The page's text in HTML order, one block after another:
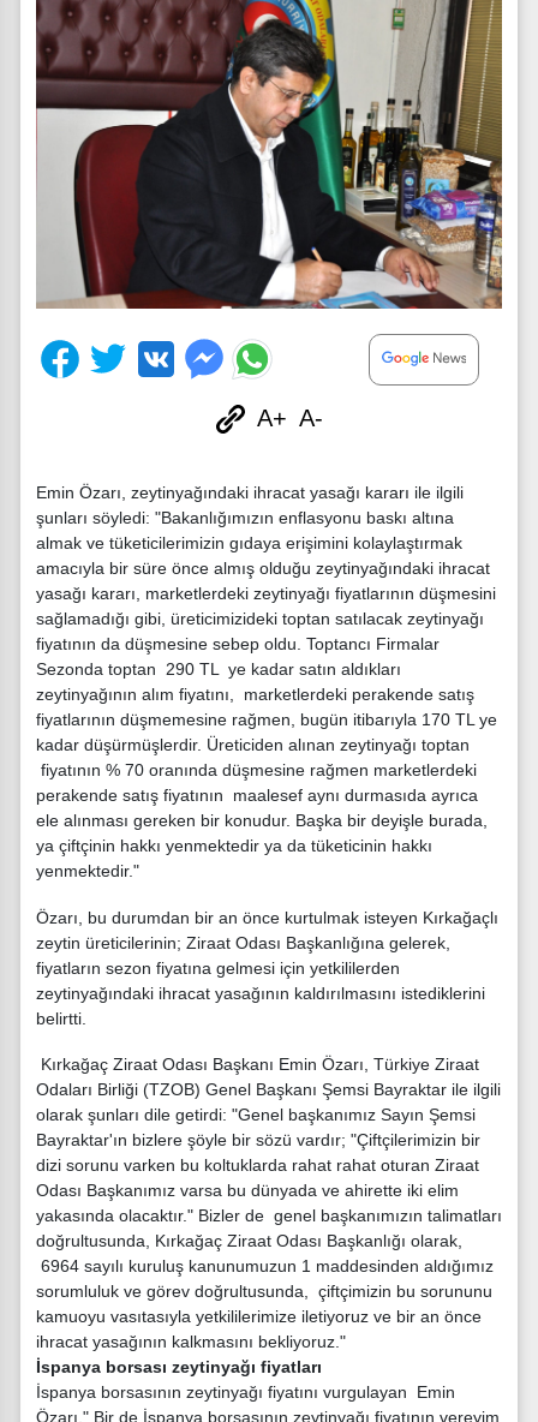
A+ A-
Emin Özarı, zeytinyağındaki ihracat yasağı kararı ile ilgili
şunları söyledi: "Bakanlığımızın enflasyonu baskı altına
almak ve tüketicilerimizin gıdaya erişimini kolaylaştırmak
amacıyla bir süre önce almış olduğu zeytinyağındaki ihracat
yasağı kararı, marketlerdeki zeytinyağı fiyatlarının düşmesini
sağlamadığı gibi, üreticimizideki toptan satılacak zeytinyağı
fiyatının da düşmesine sebep oldu. Toptancı Firmalar
Sezonda toptan 290 TL ye kadar satın aldıkları
zeytinyağının alım fiyatını, marketlerdeki perakende satış
fiyatlarının düşmemesine rağmen, bugün itibarıyla 170 TL ye
kadar düşürmüşlerdir. Üreticiden alınan zeytinyağı toptan
fiyatının % 70 oranında düşmesine rağmen marketlerdeki
perakende satış fiyatının maalesef aynı durmasıda ayrıca
ele alınması gereken bir konudur. Başka bir deyişle burada,
ya çiftçinin hakkı yenmektedir ya da tüketicinin hakkı
yenmektedir."
Özarı, bu durumdan bir an önce kurtulmak isteyen Kırkağaçlı
zeytin üreticilerinin; Ziraat Odası Başkanlığına gelerek,
fiyatların sezon fiyatına gelmesi için yetkililerden
zeytinyağındaki ihracat yasağının kaldırılmasını istediklerini
belirtti.
Kırkağaç Ziraat Odası Başkanı Emin Özarı, Türkiye Ziraat
Odaları Birliği (TZOB) Genel Başkanı Şemsi Bayraktar ile ilgili
olarak şunları dile getirdi: "Genel başkanımız Sayın Şemsi
Bayraktar'ın bizlere şöyle bir sözü vardır; "Çiftçilerimizin bir
dizi sorunu varken bu koltuklarda rahat rahat oturan Ziraat
Odası Başkanımız varsa bu dünyada ve ahirette iki elim
yakasında olacaktır." Bizler de genel başkanımızın talimatları
doğrultusunda, Kırkağaç Ziraat Odası Başkanlığı olarak,
6964 sayılı kuruluş kanunumuzun 1 maddesinden aldığımız
sorumluluk ve görev doğrultusunda, çiftçimizin bu sorununu
kamuoyu vasıtasıyla yetkililerimize iletiyoruz ve bir an önce
ihracat yasağının kalkmasını bekliyoruz."
İspanya borsası zeytinyağı fiyatları
İspanya borsasının zeytinyağı fiyatını vurgulayan Emin
Özarı," Bir de İspanya borsasının zeytinyağı fiyatının vereyim